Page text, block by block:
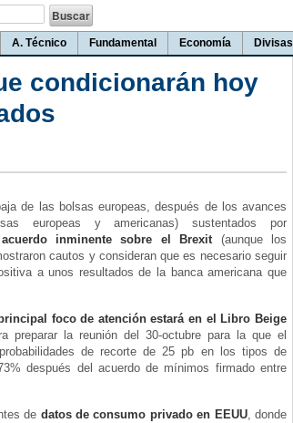
A. Técnico Fundamental Economía Divisas
condicionarán hoy
de las bolsas europeas, después de los avances
europeas y americanas) sustentados por
inminente sobre el Brexit(aunque los
cautos y consideran que es necesario seguir
a unos resultados de la banca americana que
principal foco de atención estará en el Libro Beige
preparar la reunión del 30-octubre para la que el
de recorte de 25 pb en los tipos de
después del acuerdo de mínimos firmado entre
de datos de consumo privado en EEUU, donde